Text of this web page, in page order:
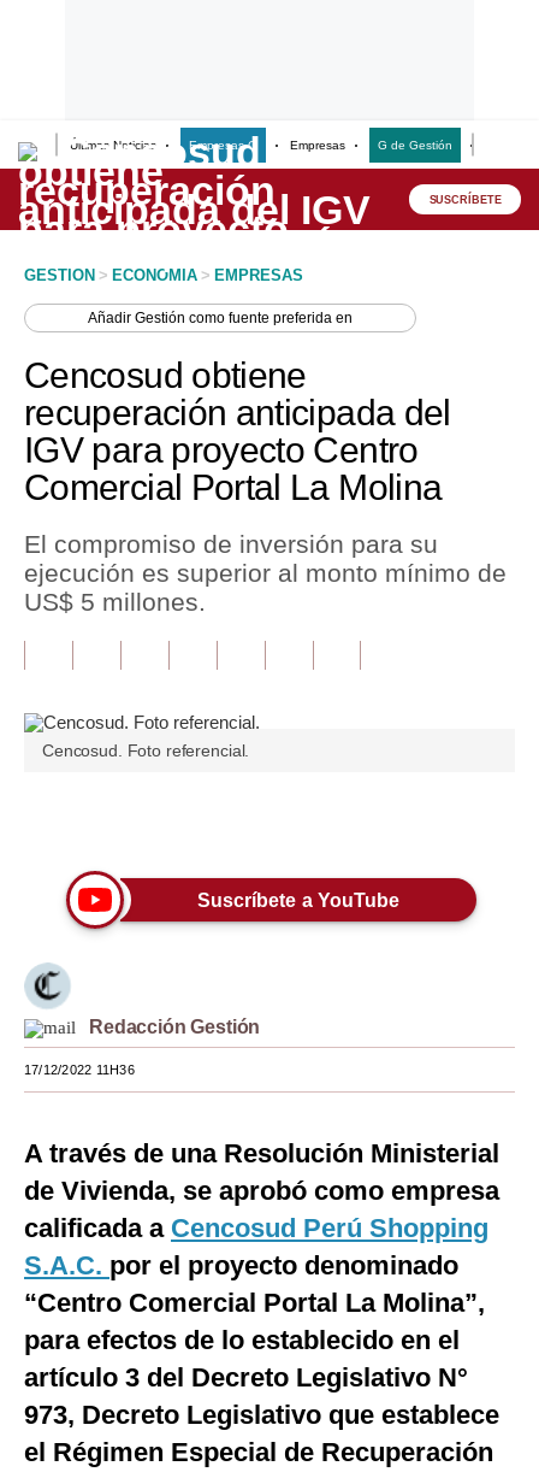
Últimas Noticias Empresas G Empresas G de Gestión
Lo último
Peru Quiosco
Economía
Mercados
Perú
Política
Tu Dinero
Plus G
Pregunta de hoy
Tendencias
Lujo
Viajes
Estilos
EEUU
México
España
Internacional
Tecnología
SUSCRÍBETE
GESTION > ECONOMIA > EMPRESAS
AñadirGestión como fuente preferida en
Cencosud obtiene
recuperación anticipada del
IGV para proyecto Centro
Comercial Portal La Molina
El compromiso de inversión para su
ejecución es superior al monto mínimo de
US$ 5 millones.
Cencosud. Foto referencial.
Suscríbete a YouTube
Redacción Gestión
17/12/2022 11H36
A través de una Resolución Ministerial
de Vivienda, se aprobó como empresa
calificada a Cencosud Perú Shopping
S.A.C. por el proyecto denominado
“Centro Comercial Portal La Molina”,
para efectos de lo establecido en el
artículo 3 del Decreto Legislativo N°
973, Decreto Legislativo que establece
el Régimen Especial de Recuperación